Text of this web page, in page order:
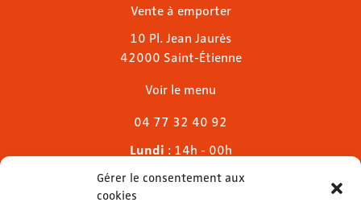
Gérer le consentement aux
cookies
Vente à emporter
10 Pl. Jean Jaurès
42000 Saint-Étienne
Voir le menu
04 77 32 40 92
Lundi : 14h - 00h
Mardi & mercredi
Jeudi